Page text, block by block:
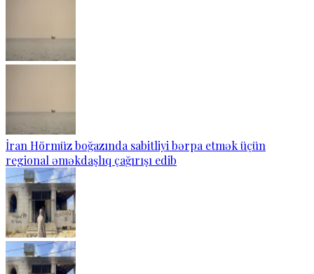
İran Hörmüz boğazında sabitliyi bərpa etmək üçün
regional əməkdaşlıq çağırışı edib